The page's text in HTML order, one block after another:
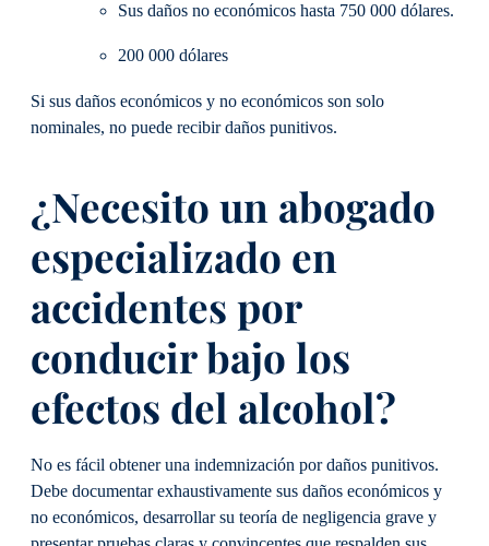
Sus daños no económicos hasta 750 000 dólares.
200 000 dólares
Si sus daños económicos y no económicos son solo
nominales, no puede recibir daños punitivos.
¿Necesito un abogado
especializado en
accidentes por
conducir bajo los
efectos del alcohol?
No es fácil obtener una indemnización por daños punitivos.
Debe documentar exhaustivamente sus daños económicos y
no económicos, desarrollar su teoría de negligencia grave y